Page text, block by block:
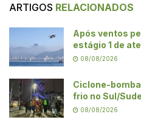
ARTIGOS RELACIONADOS
Após ventos
estágio 1 de
08/08/2026
Ciclone-
frio no Sul/
08/08/2026